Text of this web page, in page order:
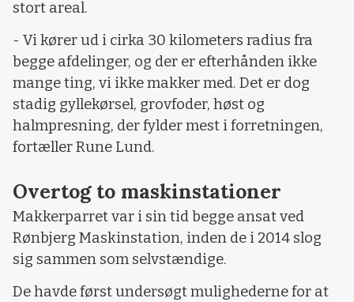
stort areal.
- Vi kører ud i cirka 30 kilometers radius fra
begge afdelinger, og der er efterhånden ikke
mange ting, vi ikke makker med. Det er dog
stadig gyllekørsel, grovfoder, høst og
halmpresning, der fylder mest i forretningen,
fortæller Rune Lund.
Overtog to maskinstationer
Makkerparret var i sin tid begge ansat ved
Rønbjerg Maskinstation, inden de i 2014 slog
sig sammen som selvstændige.
De havde først undersøgt mulighederne for at